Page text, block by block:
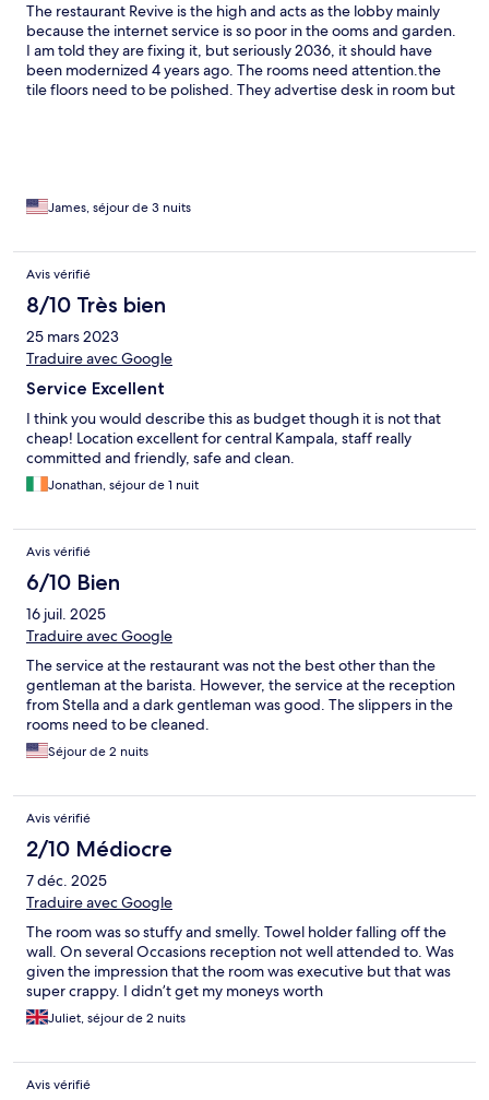
The restaurant Revive is the high and acts as the lobby mainly
because the internet service is so poor in the ooms and garden.
I am told they are fixing it, but seriously 2036, it should have
been modernized 4 years ago. The rooms need attention.the
tile floors need to be polished. They advertise desk in room but
they put attention to rooms as they the restaurant.
James, séjour de 3 nuits
Avis vérifié
8/10 Très bien
25 mars 2023
Traduire avec Google
Service Excellent
I think you would describe this as budget though it is not that
cheap! Location excellent for central Kampala, staff really
committed and friendly, safe and clean.
Jonathan, séjour de 1 nuit
Avis vérifié
6/10 Bien
16 juil. 2025
Traduire avec Google
The service at the restaurant was not the best other than the
gentleman at the barista. However, the service at the reception
from Stella and a dark gentleman was good. The slippers in the
rooms need to be cleaned.
Séjour de 2 nuits
Avis vérifié
2/10 Médiocre
7 déc. 2025
Traduire avec Google
The room was so stuffy and smelly. Towel holder falling off the
wall. On several Occasions reception not well attended to. Was
given the impression that the room was executive but that was
super crappy. I didn’t get my moneys worth
Juliet, séjour de 2 nuits
Avis vérifié